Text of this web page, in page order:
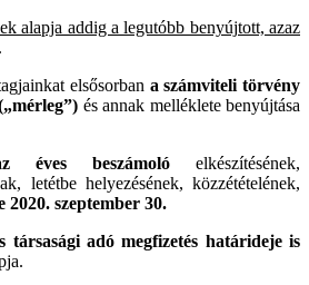
alapja addig a legutóbb benyújtott, azaz
.
elsősorban a számviteli törvény
és annak melléklete benyújtása
éves beszámoló elkészítésének,
letétbe helyezésének, közzétételének,
2020. szeptember 30.
társasági adó megfizetés határideje is